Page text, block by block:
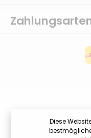
Diese